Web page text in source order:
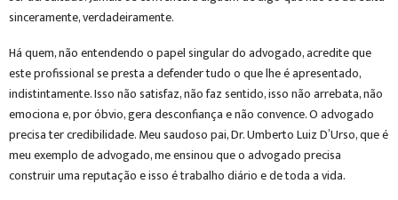
sinceramente, verdadeiramente.
Há quem, não entendendo o papel singular do advogado, acredite que
este profissional se presta a defender tudo o que lhe é apresentado,
indistintamente. Isso não satisfaz, não faz sentido, isso não arrebata, não
emociona e, por óbvio, gera desconfiança e não convence. O advogado
precisa ter credibilidade. Meu saudoso pai, Dr. Umberto Luiz D’Urso, que é
meu exemplo de advogado, me ensinou que o advogado precisa
construir uma reputação e isso é trabalho diário e de toda a vida.